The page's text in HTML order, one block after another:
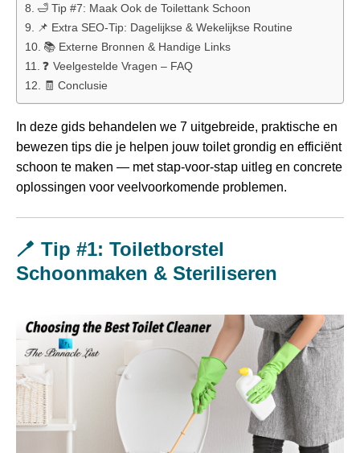
🛁 Tip #7: Maak Ook de Toilettank Schoon
📌 Extra SEO‑Tip: Dagelijkse & Wekelijkse Routine
📚 Externe Bronnen & Handige Links
❓ Veelgestelde Vragen – FAQ
🧾 Conclusie
In deze gids behandelen we 7 uitgebreide, praktische en
bewezen tips die je helpen jouw toilet grondig en efficiënt
schoon te maken — met stap‑voor‑stap uitleg en concrete
oplossingen voor veelvoorkomende problemen.
🪥 Tip #1: Toiletborstel
Schoonmaken & Steriliseren